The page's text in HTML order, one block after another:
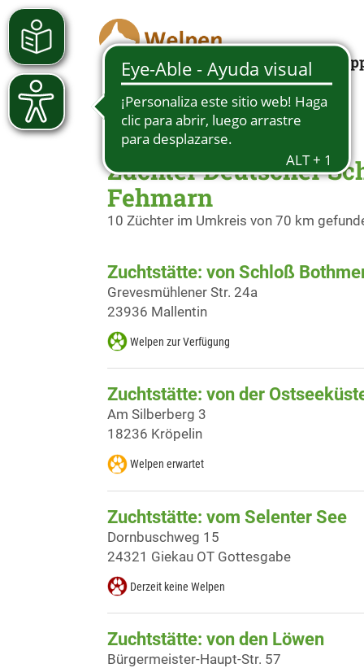
Looking for a
Züchter Deutscher
Fehmarn
10 Züchter im Umkreis von 70 km
Zuchtstätte: von Schloß
Grevesmühlener Str. 24a
23936 Mallentin
Welpen zur Verfügung
Zuchtstätte: von der
Am Silberberg 3
18236 Kröpelin
Welpen erwartet
Zuchtstätte: vom Selenter See
Dornbuschweg 15
24321 Giekau OT Gottesgabe
Derzeit keine Welpen
Zuchtstätte: von den Löwen
Bürgermeister-Haupt-Str. 57